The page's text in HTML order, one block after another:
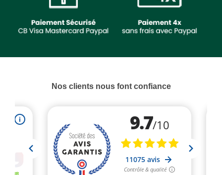
Nos clients nous font confiance